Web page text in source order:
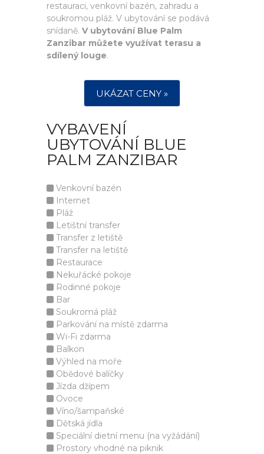
restauraci, venkovní bazén, zahradu a
soukromou pláž. V ubytování se podává
snídaně. V ubytování Blue Palm
Zanzibar můžete využívat terasu a
sdílený louge.
UKÁZAT CENY »
VYBAVENÍ
UBYTOVÁNÍ BLUE
PALM ZANZIBAR
Venkovní bazén
Internet
Pláž
Letištní transfer
Transfer z letiště
Transfer na letiště
Restaurace
Nekuřácké pokoje
Rodinné pokoje
Bar
Soukromá pláž
Parkování na místě zdarma
Wi-Fi zdarma
Balkon
Výhled na moře
Obědové balíčky
Jízda džípem
Ovoce
Víno/šampaňské
Dětská jídla
Speciální dietní menu (na vyžádání)
Prostory vhodné na piknik